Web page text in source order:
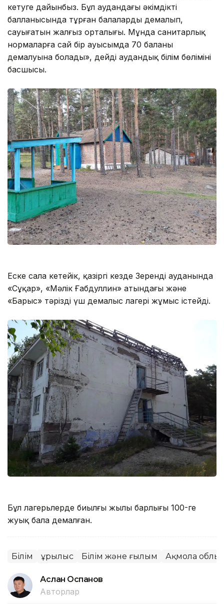
кетуге дайынбыз. Бұл аудандағы əкімдіктің
балланысында тұрған балалардың демалып,
сауығатын жалғыз орталығы. Мұнда санитарлық
нормаларға сай бір ауысымда 70 баланың
демалуына болады», дейді аудандық білім бөлімінің
басшысы.
Еске сала кетейік, қазіргі кезде Зеренді ауданында
«Сұңқар», «Мəлік Ғабдуллин» атындағы жəне
«Барыс» тәрізді үш демалыс лагері жұмыс істейді.
Бұл лагерьлерде биылғы жылы барлығы 100-ге
жуық бала демалған.
Білім Құрылыс Білім және ғылым Ақмола
Аслан Оспанов
Авторлар